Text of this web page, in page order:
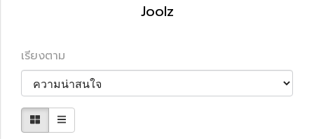
Joolz
เรียงตาม